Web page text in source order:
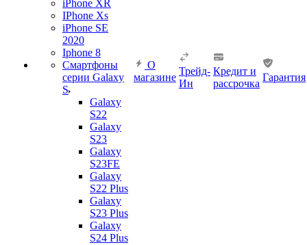
iPhone XR
IPhone Xs
iPhone SE
2020
Iphone 8
Смартфоны
серии Galaxy
S
Galaxy
S22
Galaxy
S23
Galaxy
S23FE
Galaxy
S22 Plus
Galaxy
S23 Plus
Galaxy
S24 Plus
О
магазине
Трейд-
Ин
Кредит и
рассрочка
Гарантия